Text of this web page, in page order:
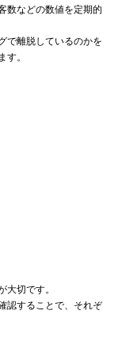
数などの数値を定期的
で離脱しているのかを
。
切です。
認することで、それぞ